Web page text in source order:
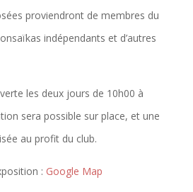
proviendront de membres du
indépendants et d’autres
les deux jours de 10h00 à
sera possible sur place, et une
au profit du club.
: Google Map